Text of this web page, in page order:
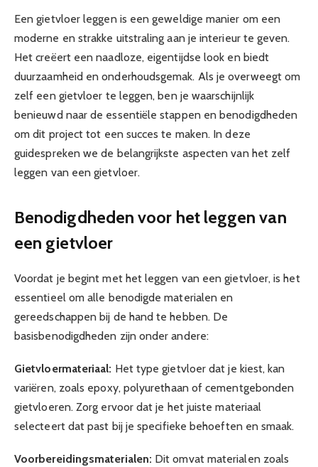
Een gietvloer leggen is een geweldige manier om een
moderne en strakke uitstraling aan je interieur te geven.
Het creëert een naadloze, eigentijdse look en biedt
duurzaamheid en onderhoudsgemak. Als je overweegt om
zelf een gietvloer te leggen, ben je waarschijnlijk
benieuwd naar de essentiële stappen en benodigdheden
om dit project tot een succes te maken. In deze
guidespreken we de belangrijkste aspecten van het zelf
leggen van een gietvloer.
Benodigdheden voor het leggen van
een gietvloer
Voordat je begint met het leggen van een gietvloer, is het
essentieel om alle benodigde materialen en
gereedschappen bij de hand te hebben. De
basisbenodigdheden zijn onder andere:
Gietvloermateriaal: Het type gietvloer dat je kiest, kan
variëren, zoals epoxy, polyurethaan of cementgebonden
gietvloeren. Zorg ervoor dat je het juiste materiaal
selecteert dat past bij je specifieke behoeften en smaak.
Voorbereidingsmaterialen: Dit omvat materialen zoals